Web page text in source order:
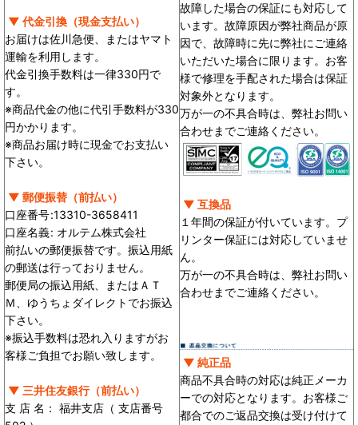
▼ 代金引換（現金支払い）
お届けは佐川急便、またはヤマト
運輸を利用します。
代金引換手数料は一律330円で
す。
※商品代金の他に代引手数料が330
円かかります。
※商品お届け時に現金でお支払い
下さい。
▼ 郵便振替（前払い）
口座番号:13310-3658411
口座名義: オルテム株式会社
前払いの郵便振替です。振込用紙
の郵送は行っておりません。
郵便局の振込用紙、またはＡＴ
Ｍ、ゆうちょダイレクトでお振込
下さい。
※振込手数料は恐れ入りますがお
客様ご負担でお願い致します。
▼ 三井住友銀行（前払い）
支 店 名： 福井支店（ 支店番号
故障した場合の保証にも対応して
います。故障原因が弊社商品が原
因で、故障時に先に弊社にご連絡
いただいた場合に限ります。お客
様で修理を手配された場合は保証
対象外となります。
万が一の不具合時は、弊社お問い
合わせまでご連絡ください。
▼ 互換品
１年間の保証が付いています。プ
リンター保証には対応していませ
ん。
万が一の不具合時は、弊社お問い
合わせまでご連絡ください。
▼ 純正品
商品不具合時の対応は純正メーカ
ーでの対応となります。お客様ご
都合でのご返品交換は受け付けて